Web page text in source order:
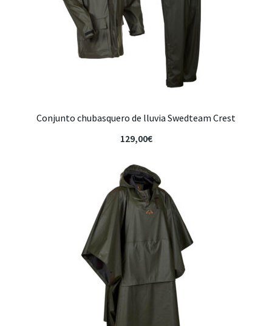
Conjunto chubasquero de lluvia Swedteam Crest
129,00€